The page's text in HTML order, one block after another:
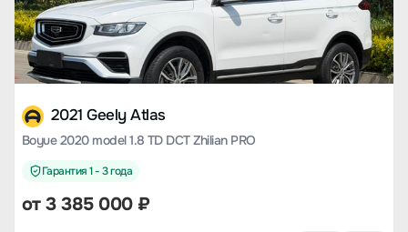
2021 Geely Atlas
Boyue 2020 model 1.8 TD DCT Zhilian PRO
Гарантия 1 - 3 года
от3 385 000₽